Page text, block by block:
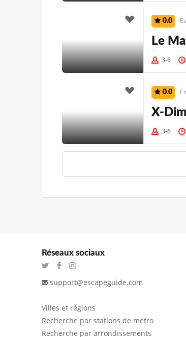
0.0
Le
3-6
0.0
X-
3-6
Réseaux sociaux
support@escapeguide.com
Villes et régions
Recherche par stations de métro
Recherche par arrondissements